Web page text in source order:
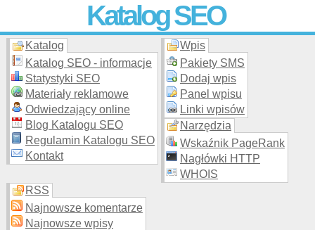
Katalog SEO
Skuteczna i promocja stron WWW –
moderowanego katalogu za darmo!
Katalog
Katalog SEO - informacje
Statystyki SEO
Materiały reklamowe
Odwiedzający online
Blog Katalogu SEO
Regulamin Katalogu SEO
Kontakt
Wpis
Pakiety SMS
Dodaj wpis
Panel wpisu
Linki wpisów
Narzędzia
Wskaźnik PageRank
Nagłówki HTTP
WHOIS
RSS
Najnowsze komentarze
Najnowsze wpisy